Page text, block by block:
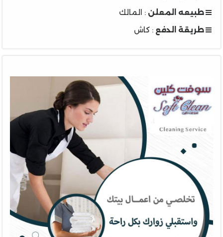
طبيعه المعلن : المالك
طريقة الدفع : كاش